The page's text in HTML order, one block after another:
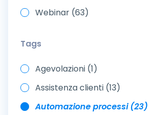
Webinar (63)
Tags
Agevolazioni (1)
Assistenza clienti (13)
Automazione processi (23)